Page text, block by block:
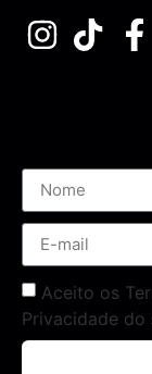
Aceito os
Privacidade do